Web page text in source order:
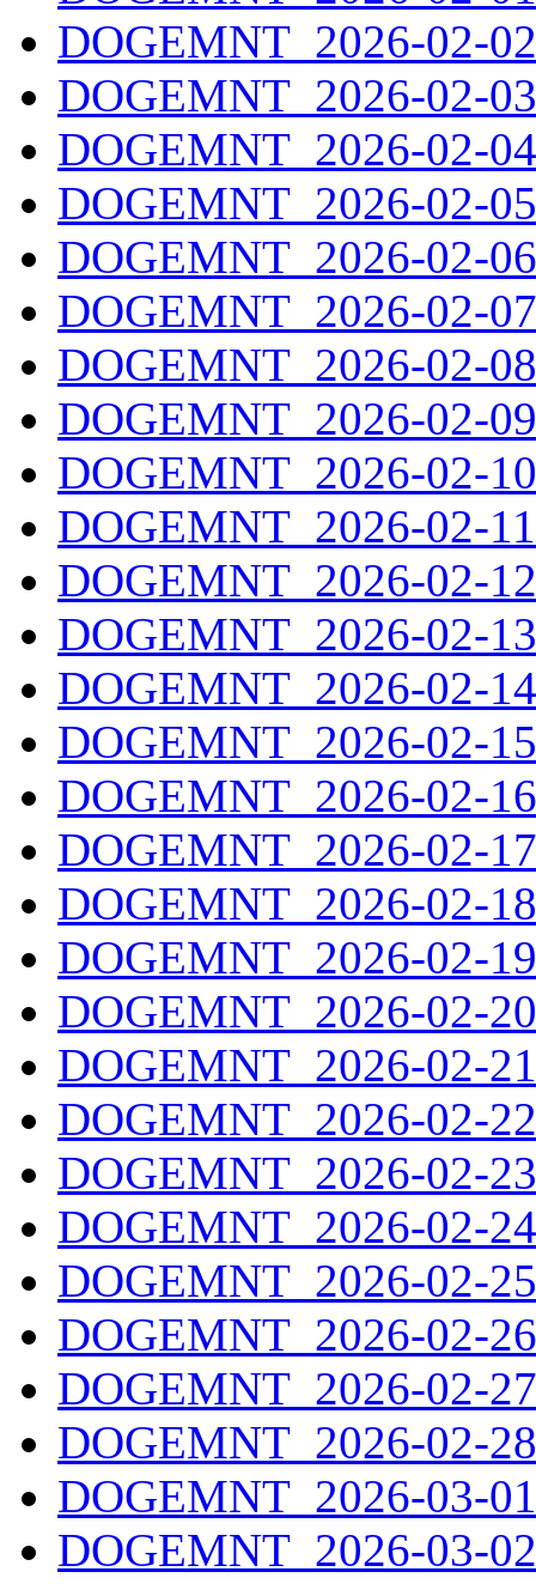
DOGEMNT_2026-02-
DOGEMNT_2026-02-
DOGEMNT_2026-02-
DOGEMNT_2026-02-
DOGEMNT_2026-02-
DOGEMNT_2026-02-
DOGEMNT_2026-02-
DOGEMNT_2026-02-
DOGEMNT_2026-02-
DOGEMNT_2026-02-
DOGEMNT_2026-02-
DOGEMNT_2026-02-
DOGEMNT_2026-02-
DOGEMNT_2026-02-
DOGEMNT_2026-02-
DOGEMNT_2026-02-
DOGEMNT_2026-02-
DOGEMNT_2026-02-
DOGEMNT_2026-02-
DOGEMNT_2026-02-
DOGEMNT_2026-02-
DOGEMNT_2026-02-
DOGEMNT_2026-02-
DOGEMNT_2026-02-
DOGEMNT_2026-02-
DOGEMNT_2026-02-
DOGEMNT_2026-02-
DOGEMNT_2026-03-
DOGEMNT_2026-03-